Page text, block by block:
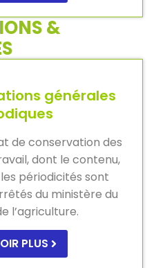
&
générales
de conservation des
dont le contenu,
périodicités sont
du ministère du
l’agriculture.
PLUS